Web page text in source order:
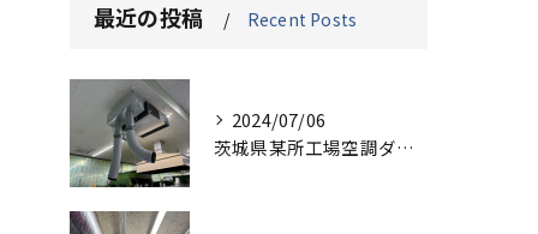
最近の投稿 Recent Posts
2024/07/06
茨城県某所工場空調ダクト、保温工事